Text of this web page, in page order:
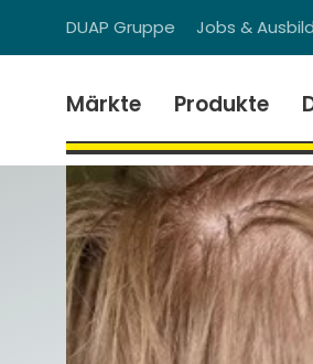
DUAP Gruppe Jobs &
Märkte Produkte
Als
Reparatur unserer
unseres
Fähigkeiten in ein